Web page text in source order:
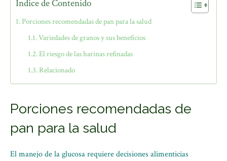
Índice de Contenido
Porciones recomendadas de pan para la salud
Variedades de granos y sus beneficios
El riesgo de las harinas refinadas
Relacionado
Porciones recomendadas de
pan para la salud
El manejo de la glucosa requiere decisiones alimenticias